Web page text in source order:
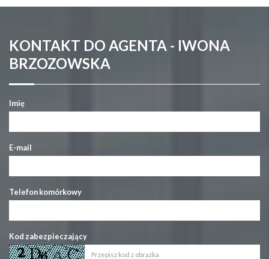
KONTAKT DO AGENTA - IWONA
BRZOZOWSKA
Imię
E-mail
Telefon komórkowy
Kod zabezpieczający